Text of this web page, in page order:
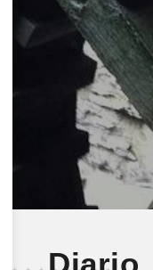
Diario